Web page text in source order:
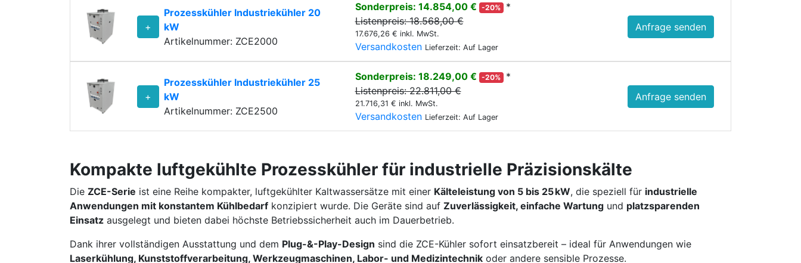
+
Prozesskühler Industriekühler 20
kW
Artikelnummer: ZCE2000
Sonderpreis: 14.854,00 € -20%
*
Listenpreis: 18.568,00 €
17.676,26 € inkl. MwSt.
Versandkosten Lieferzeit: Auf Lager
Anfrage senden
+
Prozesskühler Industriekühler 25
kW
Artikelnummer: ZCE2500
Sonderpreis: 18.249,00 € -20%
*
Listenpreis: 22.811,00 €
21.716,31 € inkl. MwSt.
Versandkosten Lieferzeit: Auf Lager
Anfrage senden
Kompakte luftgekühlte Prozesskühler für industrielle Präzisionskälte
Die ZCE-Serie ist eine Reihe kompakter, luftgekühlter Kaltwassersätze mit einer Kälteleistung von 5 bis 25 kW, die speziell für industrielle
Anwendungen mit konstantem Kühlbedarf konzipiert wurde. Die Geräte sind auf Zuverlässigkeit, einfache Wartung und platzsparenden
Einsatz ausgelegt und bieten dabei höchste Betriebssicherheit auch im Dauerbetrieb.
Dank ihrer vollständigen Ausstattung und dem Plug-&-Play-Design sind die ZCE-Kühler sofort einsatzbereit – ideal für Anwendungen wie
Laserkühlung, Kunststoffverarbeitung, Werkzeugmaschinen, Labor- und Medizintechnik oder andere sensible Prozesse.